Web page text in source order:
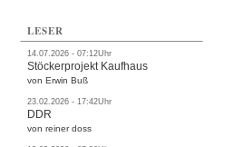
LESER
14.07.2026 - 07:12Uhr
Stöckerprojekt Kaufhaus
von Erwin Buß
23.02.2026 - 17:42Uhr
DDR
von reiner doss